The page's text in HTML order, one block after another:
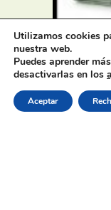
Oferta
DE
Utilizamos cookies
nuestra web.
Puedes aprender
desactivarlas en los
Aceptar